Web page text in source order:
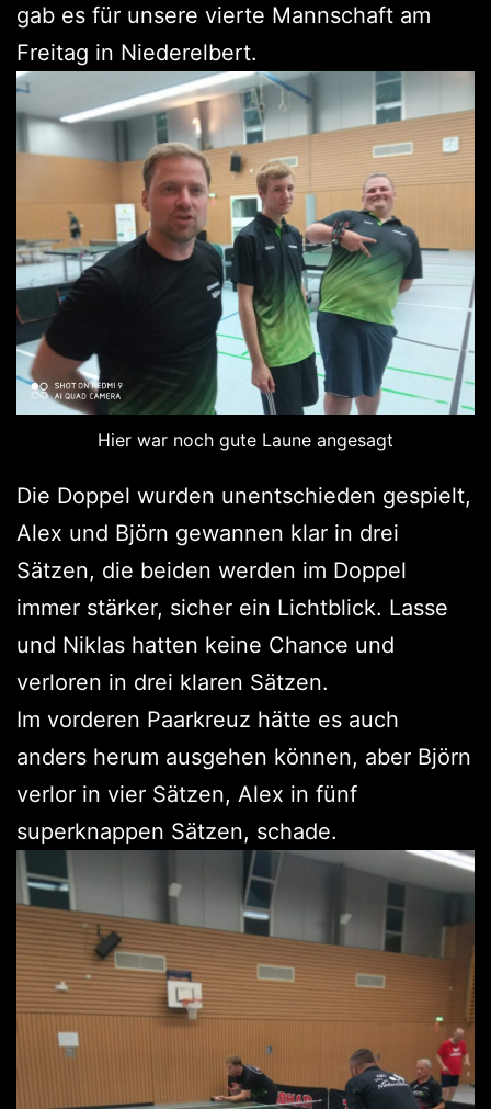
gab es für unsere vierte Mannschaft am
Freitag in Niederelbert.
Hier war noch gute Laune angesagt
Die Doppel wurden unentschieden gespielt,
Alex und Björn gewannen klar in drei
Sätzen, die beiden werden im Doppel
immer stärker, sicher ein Lichtblick. Lasse
und Niklas hatten keine Chance und
verloren in drei klaren Sätzen.
Im vorderen Paarkreuz hätte es auch
anders herum ausgehen können, aber Björn
verlor in vier Sätzen, Alex in fünf
superknappen Sätzen, schade.